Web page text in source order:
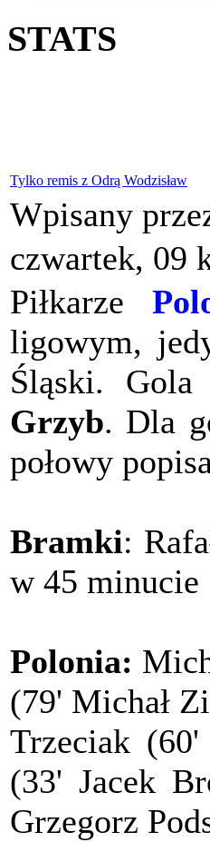
STATS
Tylko remis z Odrą Wodzisław
Wpisany
czwartek, 09
Piłkarze
ligowym,
Śląski.
Grzyb. Dla
połowy
Bramki:
w 45 minucie
Polonia:
(79' Michał
Trzeciak
(33' Jacek
Grzegorz